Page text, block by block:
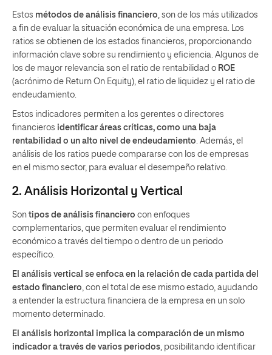
Estos métodos de análisis financiero , son de los más utilizados
a fin de evaluar la situación económica de una empresa. Los
ratios se obtienen de los estados financieros, proporcionando
información clave sobre su rendimiento y eficiencia. Algunos de
los de mayor relevancia son el ratio de rentabilidad o ROE
(acrónimo de Return On Equity), el ratio de liquidez y el ratio de
endeudamiento.
Estos indicadores permiten a los gerentes o directores
financieros identificar áreas críticas, como una baja
rentabilidad o un alto nivel de endeudamiento . Además, el
análisis de los ratios puede compararse con los de empresas
en el mismo sector, para evaluar el desempeño relativo.
2. Análisis Horizontal y Vertical
Son tipos de análisis financiero con enfoques
complementarios, que permiten evaluar el rendimiento
económico a través del tiempo o dentro de un periodo
específico.
El análisis vertical se enfoca en la relación de cada partida del
estado financiero , con el total de ese mismo estado, ayudando
a entender la estructura financiera de la empresa en un solo
momento determinado.
El análisis horizontal implica la comparación de un mismo
indicador a través de varios periodos , posibilitando identificar